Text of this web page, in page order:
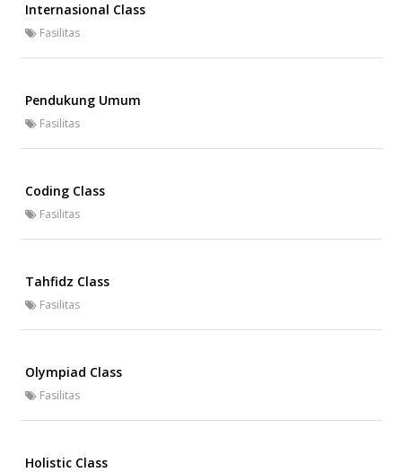
Internasional Class
Fasilitas
Pendukung Umum
Fasilitas
Coding Class
Fasilitas
Tahfidz Class
Fasilitas
Olympiad Class
Fasilitas
Holistic Class